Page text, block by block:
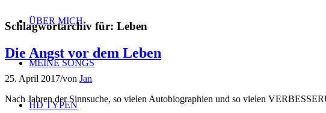
ÜBER MICH
MEINE SONGS
HD TYPEN
Schlagwortarchiv für: Leben
Die Angst vor dem Leben
25. April 2017/von Jan
Nach Jahren der Sinnsuche, so vielen Autobiographien und so vielen